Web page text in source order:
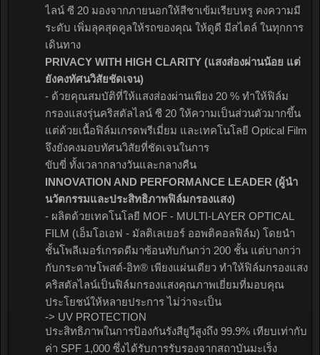
ไลน์ ซี 20 มองจากภายนอกให้สีชาเข้มเรียบหรู คงความมี
ระดับ เพิ่มลุคสุดคูลให้รถของคุณ ให้ดูดี มีสไตล์ ในทุกการ
เดินทาง
PRIVACY WITH HIGH CLARITY (แสงส่องผ่านน้อย แต่
ยังคงทัศนวิสัยชัดเจน)
- ด้วยคุณสมบัติที่ให้แสงส่องผ่านเพียง 20 % ทำให้ฟิล์ม
กรองแสงรุ่นคริสตัลไลน์ ซี 20 ให้ความเป็นส่วนตัวมากขึ้น
แต่ด้วยเนื้อฟิล์มเกรดพรีเมี่ยม และเทคโนโลยี Optical Film
จึงยังคงมอบทัศนวิสัยที่ชัดเจนในการ
ขับขี่ ทั้งเวลากลางวันและกลางคืน
INNOVATION AND PERFORMANCE LEADER (ผู้นำ
นวัตกรรมและประสิทธิภาพฟิล์มกรองแสง)
- ผลิตด้วยเทคโนโลยี MOF - MULTI-LAYER OPTICAL
FILM (เอ็มโอเอฟ - มัลติเลเยอร์ ออพติคอลฟิล์ม) โดยนำ
ชั้นโพลีเมอร์เกรดดีมาซ้อนทับกันกว่า 200 ชั้น แต่บางกว่า
กับกระดาษโพสต์-อิท® เพียงแผ่นเดียว ทำให้ฟิล์มกรองแสง
คริสตัลไลน์เป็นฟิล์มกรองแสงคุณภาพเยี่ยมที่มอบคุณ
ประโยชน์ให้หลายประการ ไม่ว่าจะเป็น
-> UV PROTECTION
ประสิทธิภาพในการป้องกันรังสียูวีสูงถึง 99.9% เทียบเท่ากับ
ค่า SPF 1,000 ซึ่งได้รับการรับรองจากสถาบันมะเร็ง